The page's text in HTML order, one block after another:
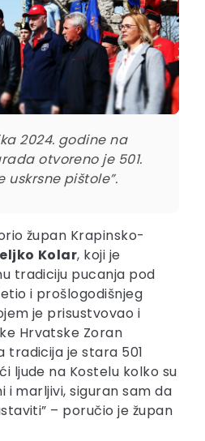
2024. godine na
otvoreno je 501.
uskrsne pištole”.
župan Krapinsko-
Kolar, koji je
tradiciju pucanja pod
i prošlogodišnjeg
je prisustvovao i
Hrvatske Zoran
tradicija je stara 501
ljude na Kostelu kolko su
i marljivi, siguran sam da
– poručio je župan